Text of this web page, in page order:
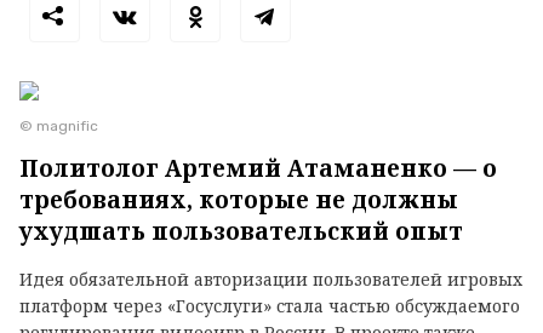
© magnific
Политолог Артемий Атаманенко — о
требованиях, которые не должны
ухудшать пользовательский опыт
Идея обязательной авторизации пользователей игровых
платформ через «Госуслуги» стала частью обсуждаемого